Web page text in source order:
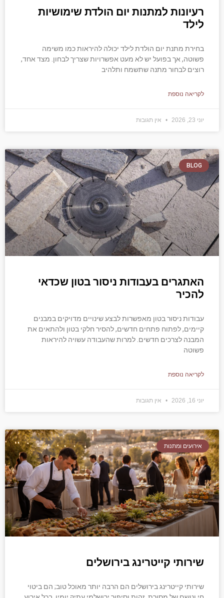
רעיונות למתנות יום הולדת שימושיות
לילד
בחירת מתנת יום הולדת לילד יכולה להיראות כמו משימה
פשוטה, אך בפועל יש לא מעט אפשרויות שצריך לבחון. מצד אחד,
רוצים לבחור מתנה שתשמח ותלהיב
לקריאה נוספת
יוני 23, 2026 אין תגובות
BLOG
האתגרים בעבודות ניסור בטון שכדאי
להכיר
עבודות ניסור בטון מאפשרות לבצע שינויים מדויקים במבנים
קיימים, לפתוח פתחים חדשים, להסיר חלקי בטון ולהתאים את
המבנה לצרכים חדשים. למרות שהעבודה עשויה להיראות
פשוטה
לקריאה נוספת
יוני 16, 2026 אין תגובות
אירועים ומתנות
שירותי קייטרינג בירושלים
שירותי קייטרינג בירושלים הם הרבה יותר מאוכל טוב; הם ביטוי